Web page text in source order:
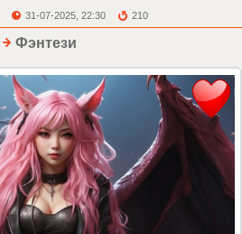
31-07-2025, 22:30 210
Фэнтези